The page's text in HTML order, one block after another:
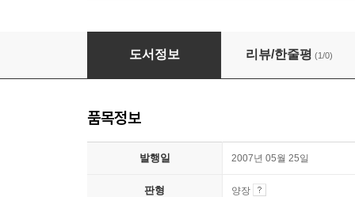
느끼는 몸
도서정보 리뷰/한줄평 (1/0)
품목정보
발행일 2007년 05월 25일
판형 양장